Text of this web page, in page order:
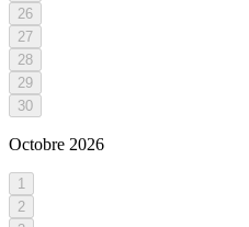
26
27
28
29
30
Octobre 2026
1
2